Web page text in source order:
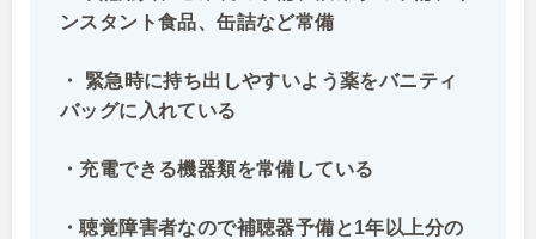
ンスタント食品、缶詰など常備
・ 緊急時に持ち出しやすいよう薬をバニティ
バッグに入れている
・充電できる機器類を常備している
・聴覚障害者なので補聴器予備と1年以上分の